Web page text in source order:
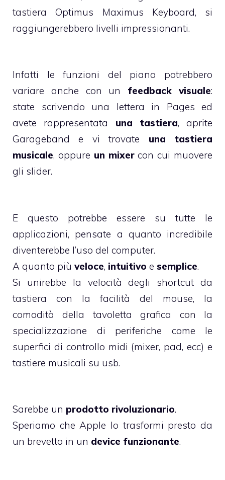
tastieraOptimus Maximus Keyboard, si
raggiungerebbero livelli impressionanti.
Infatti le funzioni del piano potrebbero
variare anche con un feedback visuale:
state scrivendo una lettera in Pages ed
avete rappresentata una tastiera, aprite
Garageband e vi trovate una tastiera
musicale, oppure un mixercon cui muovere
gli slider.
E questo potrebbe essere su tutte le
applicazioni, pensate a quanto incredibile
diventerebbe l’uso del computer.
A quanto più veloce, intuitivo e semplice.
Si unirebbe la velocità degli shortcut da
tastiera con la facilità del mouse, la
comodità della tavoletta grafica con la
specializzazione di periferiche come le
superfici di controllo midi (mixer, pad, ecc) e
tastiere musicali su usb.
Sarebbe un prodotto rivoluzionario.
Speriamo che Apple lo trasformi presto da
un brevetto in un device funzionante.